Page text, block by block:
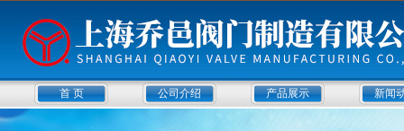
首 页 公司介绍 产品展示 新闻